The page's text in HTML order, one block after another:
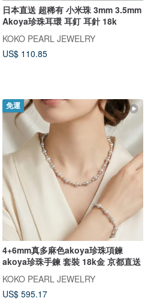
日本直送 超稀有 小米珠 3mm 3.5mm
Akoya珍珠耳環 耳釘 耳針 18k
KOKO PEARL JEWELRY
US$ 110.85
免運
4+6mm真多麻色akoya珍珠項鍊
akoya珍珠手鍊 套裝 18k金 京都直送
KOKO PEARL JEWELRY
US$ 595.17